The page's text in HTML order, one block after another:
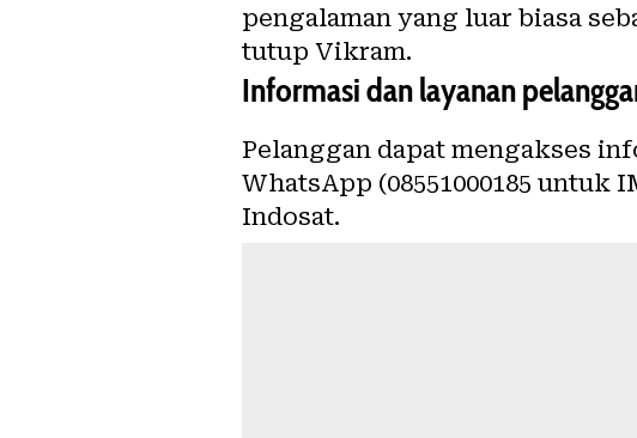
pengalaman yang luar biasa
tutup Vikram.
Informasi dan layanan
Pelanggan dapat mengakses
WhatsApp (08551000185 untuk
Indosat.